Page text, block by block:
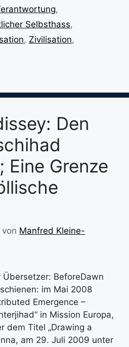
,
Selbsthass,
, Zivilisation,
Den
Eine Grenze
von Manfred Kleine-
BeforeDawn
im Mai 2008
Emergence –
in Mission Europa,
dem Titel „Drawing a
am 29. Juli 2009 unter